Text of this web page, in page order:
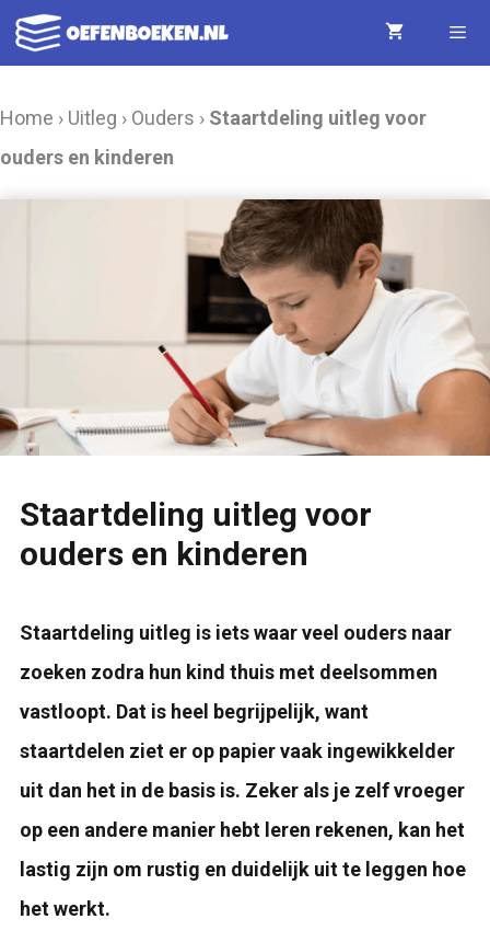
Ga
naar
Home › Uitleg › Ouders › Staartdeling uitleg voor
ouders en kinderen
Staartdeling uitleg voor
ouders en kinderen
Staartdeling uitleg is iets waar veel ouders naar
zoeken zodra hun kind thuis met deelsommen
vastloopt. Dat is heel begrijpelijk, want
staartdelen ziet er op papier vaak ingewikkelder
uit dan het in de basis is. Zeker als je zelf vroeger
op een andere manier hebt leren rekenen, kan het
lastig zijn om rustig en duidelijk uit te leggen hoe
het werkt.